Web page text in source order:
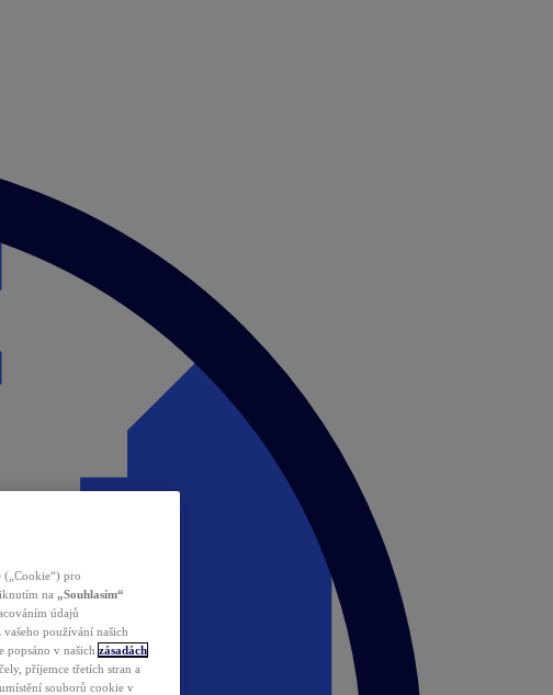
(„Cookie“) pro
na „Souhlasím“
údajů
používání našich
popsáno v našich zásadách
příjemce třetích stran a
souborů cookie v